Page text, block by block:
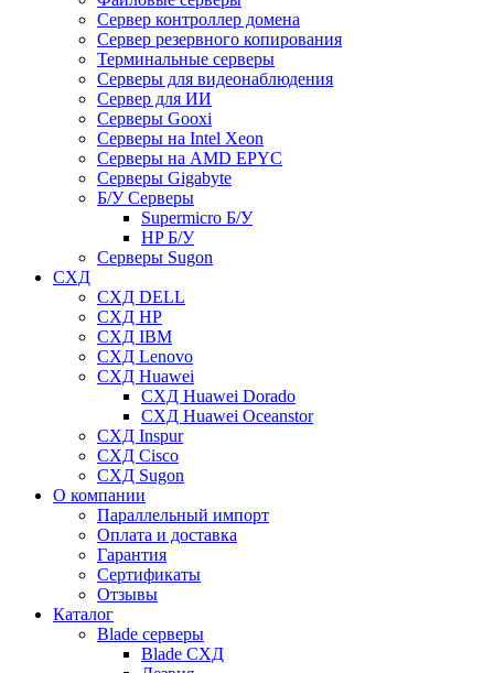
Сервер контроллер домена
Сервер резервного копирования
Терминальные серверы
Серверы для видеонаблюдения
Сервер для ИИ
Серверы Gooxi
Серверы на Intel Xeon
Серверы на AMD EPYC
Серверы Gigabyte
Б/У Серверы
Supermicro Б/У
HP Б/У
Серверы Sugon
СХД
СХД DELL
СХД HP
СХД IBM
СХД Lenovo
СХД Huawei
СХД Huawei Dorado
СХД Huawei Oceanstor
СХД Inspur
СХД Cisco
СХД Sugon
О компании
Параллельный импорт
Оплата и доставка
Гарантия
Сертификаты
Отзывы
Каталог
Blade серверы
Blade СХД